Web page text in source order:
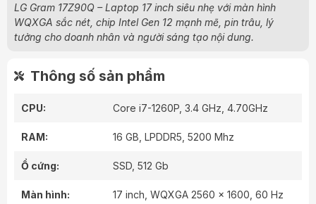
LG Gram 17Z90Q – Laptop 17 inch siêu nhẹ với màn hình
WQXGA sắc nét, chip Intel Gen 12 mạnh mẽ, pin trâu, lý
tưởng cho doanh nhân và người sáng tạo nội dung.
Thông số sản phẩm
CPU: Core i7-1260P, 3.4 GHz, 4.70GHz
RAM: 16 GB, LPDDR5, 5200 Mhz
Ổ cứng: SSD, 512 Gb
Màn hình: 17 inch, WQXGA 2560 x 1600, 60 Hz